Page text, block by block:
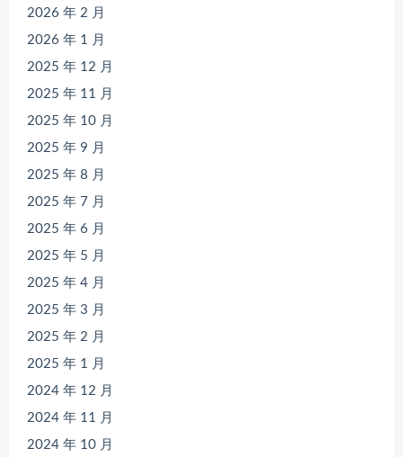
2026 年 2 月
2026 年 1 月
2025 年 12 月
2025 年 11 月
2025 年 10 月
2025 年 9 月
2025 年 8 月
2025 年 7 月
2025 年 6 月
2025 年 5 月
2025 年 4 月
2025 年 3 月
2025 年 2 月
2025 年 1 月
2024 年 12 月
2024 年 11 月
2024 年 10 月